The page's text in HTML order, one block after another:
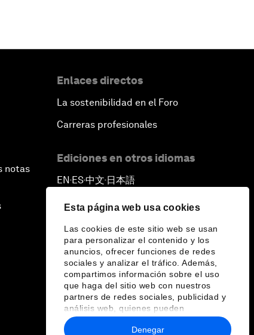
Esta página web usa cookies
Las cookies de este sitio web se usan
para personalizar el contenido y los
anuncios, ofrecer funciones de redes
sociales y analizar el tráfico. Además,
compartimos información sobre el uso
que haga del sitio web con nuestros
partners de redes sociales, publicidad y
análisis web, quienes pueden
combinarla con otra información que les
haya proporcionado o que hayan
Denegar
notas
Enlaces directos
La sostenibilidad en el Foro
Carreras profesionales
Ediciones en otros idiomas
EN ▪ ES▪中文▪ 日本語